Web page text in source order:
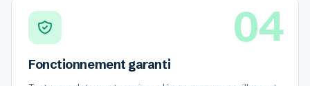
04
Fonctionnement garanti